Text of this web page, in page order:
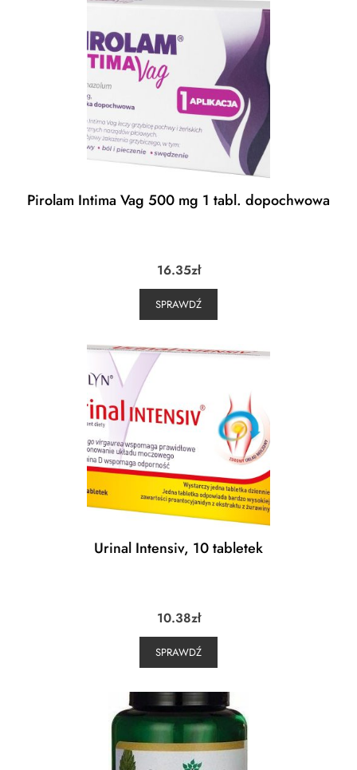
Pirolam Intima Vag 500 mg 1 tabl. dopochwowa
16.35zł
SPRAWDŹ
Urinal Intensiv, 10 tabletek
10.38zł
SPRAWDŹ